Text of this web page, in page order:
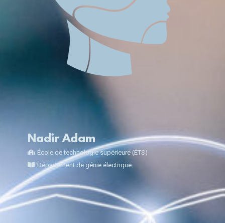
Nadir Adam
École de technologie supérieure (ÉTS)
Département de génie électrique